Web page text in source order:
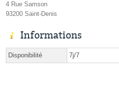
4 Rue Samson
93200 Saint-Denis
Informations
Disponibilité 7j/7